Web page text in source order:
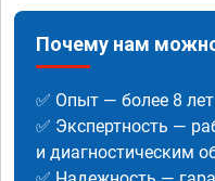
Почему нам
✅ Опыт — более 8
✅ Экспертность —
и диагностическим